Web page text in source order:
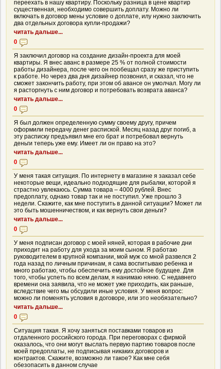
переехать в нашу квартиру. Поскольку разница в цене квартир
существенная, необходимо совершить доплату. Можно ли
включать в договор мены условие о доплате, илу нужно заключить
два отдельных договора купли-продажи?
читать дальше...
0
Я заключил договор на создание дизайн-проекта для моей
квартиры. Я внес аванс в размере 25 % от полной стоимости
работы дизайнера, после чего он пообещал сразу же приступить
к работе. Но через два дня дизайнер позвонил, и сказал, что не
сможет закончить работу, при этом об авансе он умолчал. Могу ли
я расторгнуть с ним договор и потребовать возврата аванса?
читать дальше...
0
Я был должен определенную сумму своему другу, причем
оформили передачу денег распиской. Месяц назад друг погиб, а
эту расписку предъявил мне его брат и потребовал вернуть
деньги теперь уже ему. Имеет ли он право на это?
читать дальше...
0
У меня такая ситуация. По интернету в магазине я заказал себе
некоторые вещи, идеально подходящие для рыбалки, которой я
страстно увлекаюсь. Сумма товара – 4000 рублей. Внес
предоплату, однако товар так и не поступил. Уже прошло 3
недели. Скажите, как мне поступить в данной ситуации? Может ли
это быть мошенничеством, и как вернуть свои деньги?
читать дальше...
0
У меня подписан договор с моей няней, которая в рабочие дни
приходит на работу для ухода за моим сыном. Я работаю
руководителем в крупной компании, мой муж со мной развелся 2
года назад по личным причинам, я сама воспитываю ребенка и
много работаю, чтобы обеспечить ему достойное будущее. Для
того, чтобы успеть по всем делам, я нанимаю няню. С недавнего
времени она заявила, что не может уже приходить, как раньше,
вследствие чего мы обсудили иные условия. У меня вопрос:
можно ли поменять условия в договоре, или это необязательно?
читать дальше...
0
Ситуация такая. Я хочу заняться поставками товаров из
отдаленного российского города. При переговорах с фирмой
оказалось, что они могут выслать первую партию товаров после
моей предоплаты, не подписывая никаких договоров и
контрактов. Скажите, возможно ли такое? Как мне себя
обезопасить в данном случае